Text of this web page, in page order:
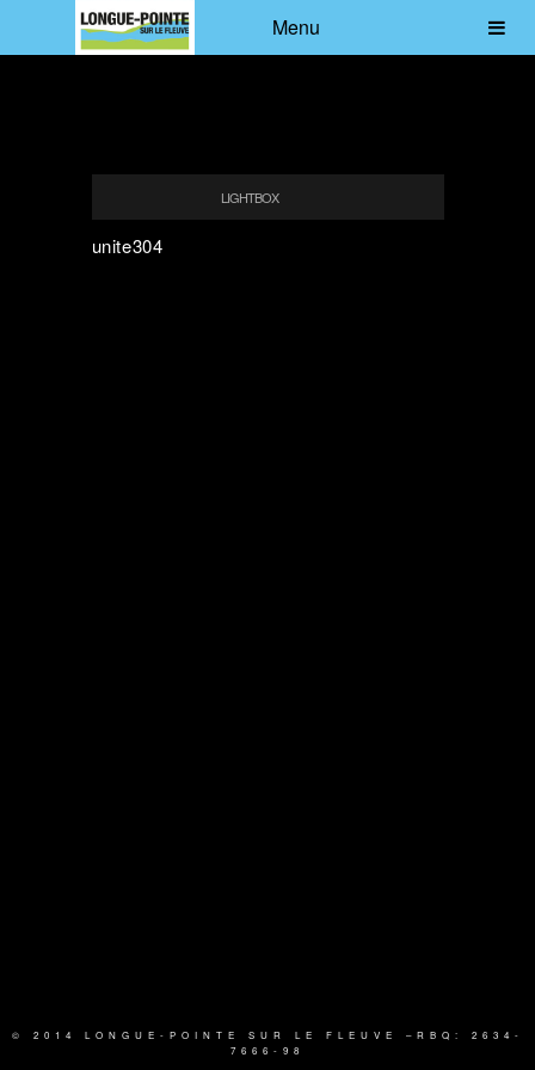
Menu
LIGHTBOX
unite304
© 2014 LONGUE-POINTE SUR LE FLEUVE –RBQ: 2634-
7666-98